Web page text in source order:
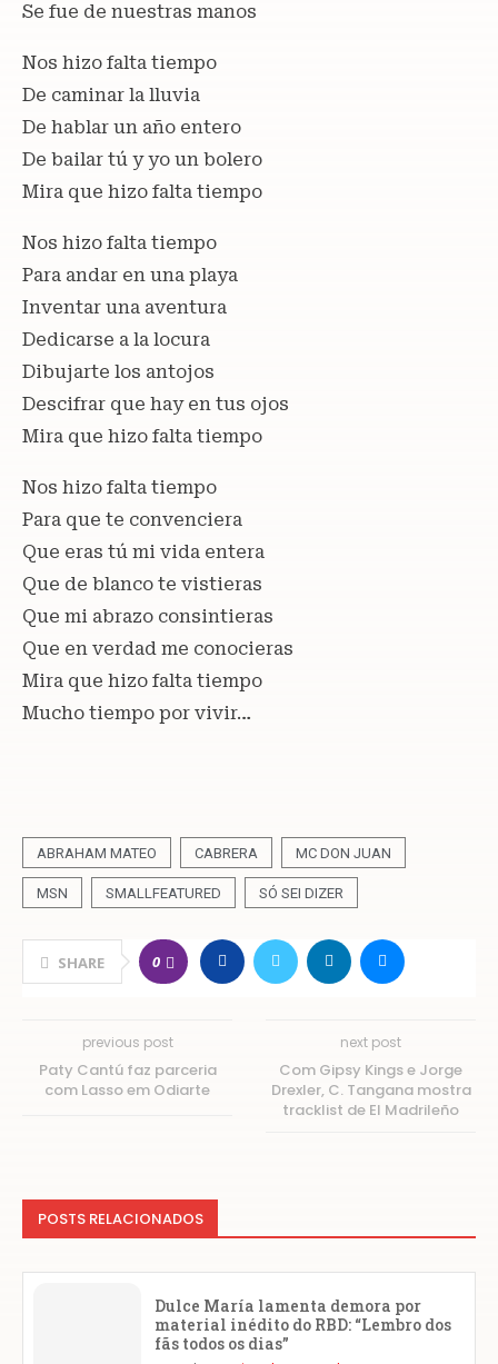
Se fue de nuestras manos
Nos hizo falta tiempo
De caminar la lluvia
De hablar un año entero
De bailar tú y yo un bolero
Mira que hizo falta tiempo
Nos hizo falta tiempo
Para andar en una playa
Inventar una aventura
Dedicarse a la locura
Dibujarte los antojos
Descifrar que hay en tus ojos
Mira que hizo falta tiempo
Nos hizo falta tiempo
Para que te convenciera
Que eras tú mi vida entera
Que de blanco te vistieras
Que mi abrazo consintieras
Que en verdad me conocieras
Mira que hizo falta tiempo
Mucho tiempo por vivir…
ABRAHAM MATEO CABRERA MC DON JUAN
MSN SMALLFEATURED SÓ SEI DIZER
SHARE 0
previous post
Paty Cantú faz parceria
com Lasso em Odiarte
next post
Com Gipsy Kings e Jorge
Drexler, C. Tangana mostra
tracklist de El Madrileño
POSTS RELACIONADOS
Dulce María lamenta demora por
material inédito do RBD: “Lembro dos
fãs todos os dias”